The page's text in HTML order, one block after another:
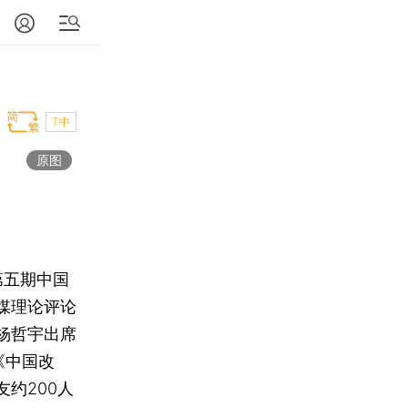
T中
原图
期中国
理论评论
哲宇出席
中国改
约200人